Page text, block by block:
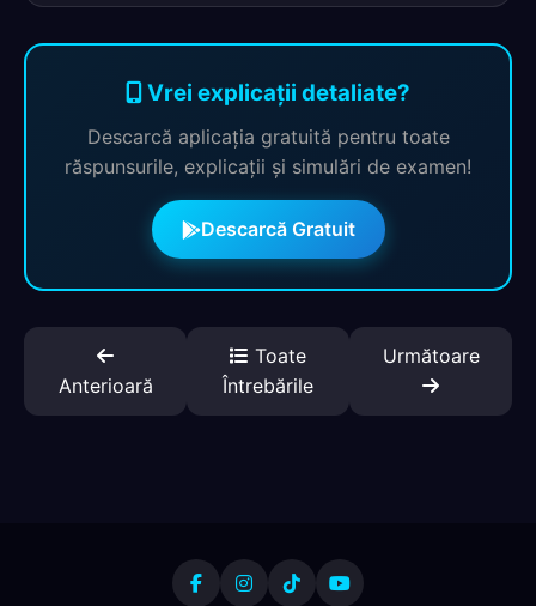
Vrei explicații detaliate?
Descarcă aplicația gratuită pentru toate
răspunsurile, explicații și simulări de examen!
Descarcă Gratuit
Anterioară
Toate
Întrebările
Următoare